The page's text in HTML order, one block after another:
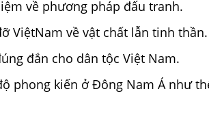
về phương pháp đấu tranh.
ViệtNam về vật chất lẫn tinh thần.
đắn cho dân tộc Việt Nam.
phong kiến ở Đông Nam Á như